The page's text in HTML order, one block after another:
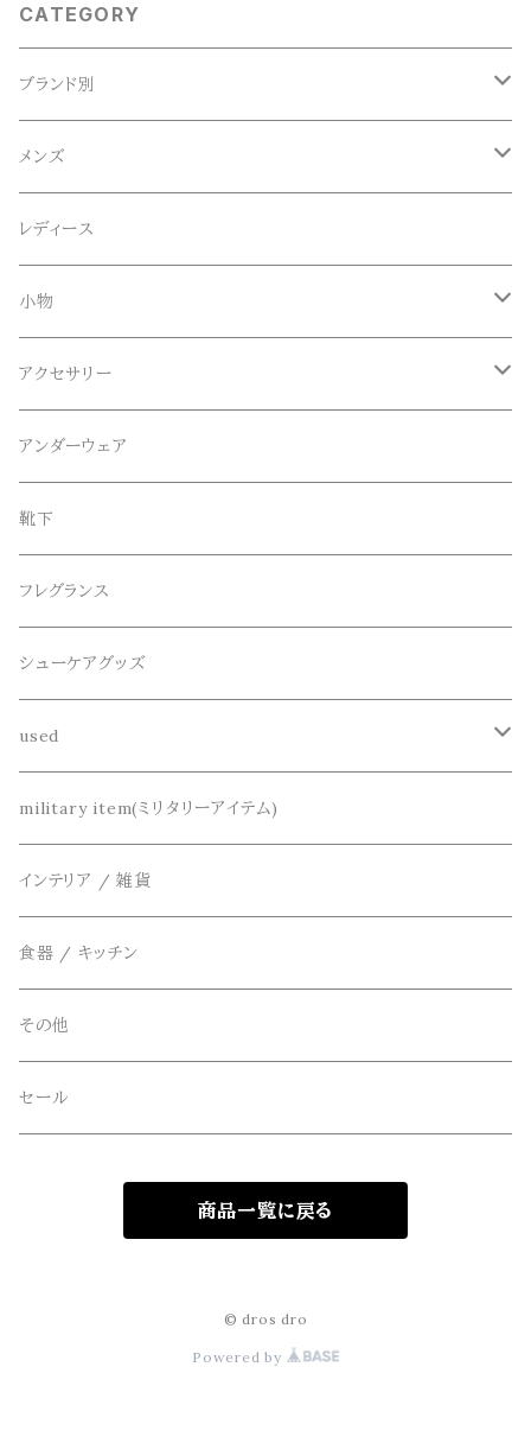
CATEGORY
ブランド別
ACE SNKR(エーススニーカー)
Anapau,Seaing,ANAPAU UG
Blundstone(ブランドストーン)
CameOne(ケイムワン)
CANDY DESIGN&WORKS(CDW)
collonil(コロニル)
CountyComm(カウンティーコム)
decka(デカ)
dros dro(ドロスドロ)
DETAIL(ディティール)
THE FLAVOR DESIGN(ザ フレーバーデザイン)
FOB FACTORY(エフオービーファクトリー)
Four Seasons Garage(FSG)
freewaters(フリーウォータース)
GLOMA NAUTICA(グローマノーティカ)
メンズ
トップス
Tシャツ
ロンT
シャツ
カーディガン
ボトムス
ロング
ショート
セットアップ
シューズ
シューズ
サンダル
レディース
小物
帽子、マフラー、手袋
メガネ、サングラス
ベルト
腕時計
キーアクセサリー
財布、コインケース、マネークリップ
鞄
アクセサリー
リング
ブレスレット、バングル
ネックレス
アンダーウェア
靴下
フレグランス
シューケアグッズ
used
リメイク
アクセサリー
military item(ミリタリーアイテム)
インテリア / 雑貨
食器 / キッチン
その他
セール
商品一覧に戻る
© dros dro
Powered by